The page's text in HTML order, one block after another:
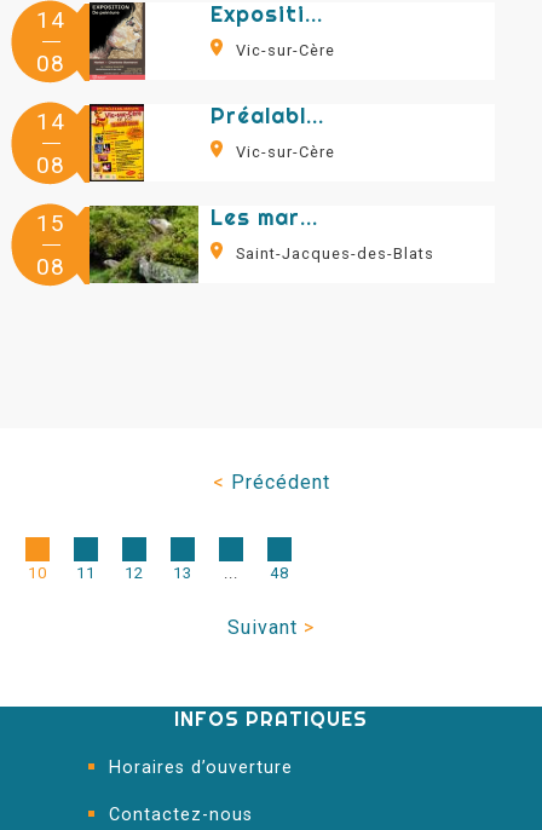
14
08
Exposition de peinture - Harlen -Charlotte Bonnerot
Vic-sur-Cère
14
08
Préalable fête du 15 août
Vic-sur-Cère
15
08
Les marmottes du Puy Griou
Saint-Jacques-des-Blats
< Précédent
10 11 12 13 ... 48
Suivant >
INFOS PRATIQUES
Horaires d’ouverture
Contactez-nous